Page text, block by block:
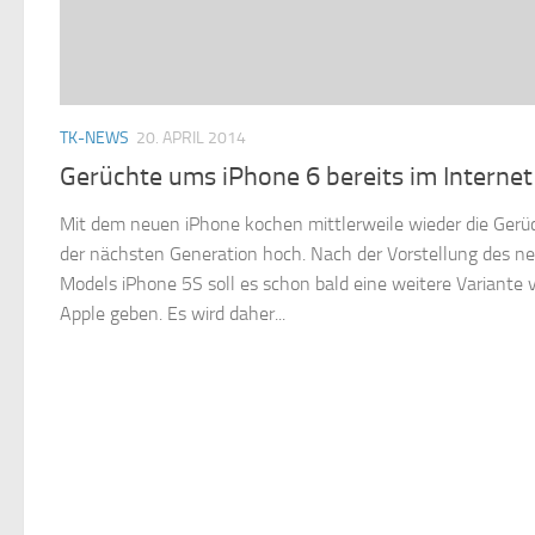
TK-NEWS 20. APRIL 2014
Gerüchte ums iPhone 6 bereits im Internet
Mit dem neuen iPhone kochen mittlerweile wieder die
der nächsten Generation hoch. Nach der Vorstellung des
Models iPhone 5S soll es schon bald eine weitere Variante
Apple geben. Es wird daher...